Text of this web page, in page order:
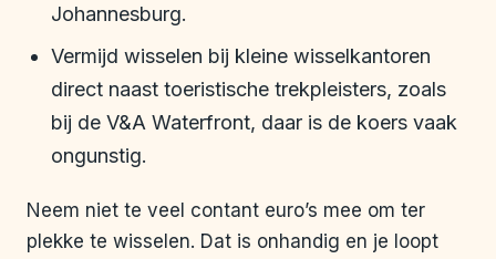
Johannesburg.
Vermijd wisselen bij kleine wisselkantoren
direct naast toeristische trekpleisters, zoals
bij de V&A Waterfront, daar is de koers vaak
ongunstig.
Neem niet te veel contant euro’s mee om ter
plekke te wisselen. Dat is onhandig en je loopt